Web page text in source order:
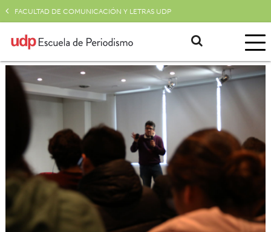
FACULTAD DE COMUNICACIÓN Y LETRAS UDP